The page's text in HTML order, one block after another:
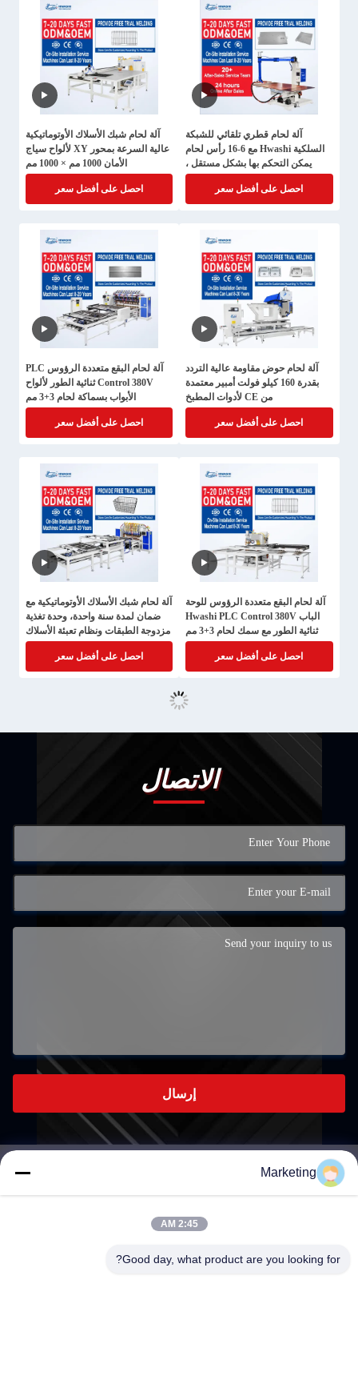
آلة لحام قطري تلقائي للشبكة
السلكية Hwashi مع 6-16 رأس لحام
يمكن التحكم بها بشكل مستقل ،
ونظام التحكم القائم على PLC ،
وإمدادات الطاقة من عاكس IGBT
احصل على أفضل سعر
آلة لحام شبك الأسلاك الأوتوماتيكية
عالية السرعة بمحور XY لألواح سياج
الأمان 1000 مم × 1000 مم
احصل على أفضل سعر
آلة لحام حوض مقاومة عالية التردد
بقدرة 160 كيلو فولت أمبير معتمدة
من CE لأدوات المطبخ
احصل على أفضل سعر
آلة لحام البقع متعددة الرؤوس PLC
Control 380V ثنائية الطور لألواح
الأبواب بسماكة لحام 3+3 مم
احصل على أفضل سعر
آلة لحام البقع متعددة الرؤوس للوحة
الباب Hwashi PLC Control 380V
ثنائية الطور مع سمك لحام 3+3 مم
احصل على أفضل سعر
آلة لحام شبك الأسلاك الأوتوماتيكية مع
ضمان لمدة سنة واحدة، وحدة تغذية
مزدوجة الطبقات ونظام تعبئة الأسلاك
الأوتوماتيكي
احصل على أفضل سعر
الاتصال
إرسال
marketing@hwashi.com
Marketing
2:45 AM
Good day, what product are you looking for?